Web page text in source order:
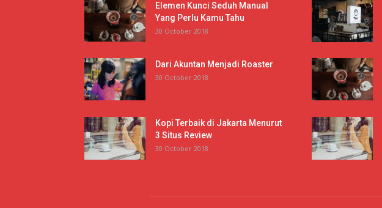
Elemen Kunci Seduh Manual
Yang Perlu Kamu Tahu
30 October 2018
Dari Akuntan Menjadi Roaster
30 October 2018
Kopi Terbaik di Jakarta Menurut
3 Situs Review
30 October 2018